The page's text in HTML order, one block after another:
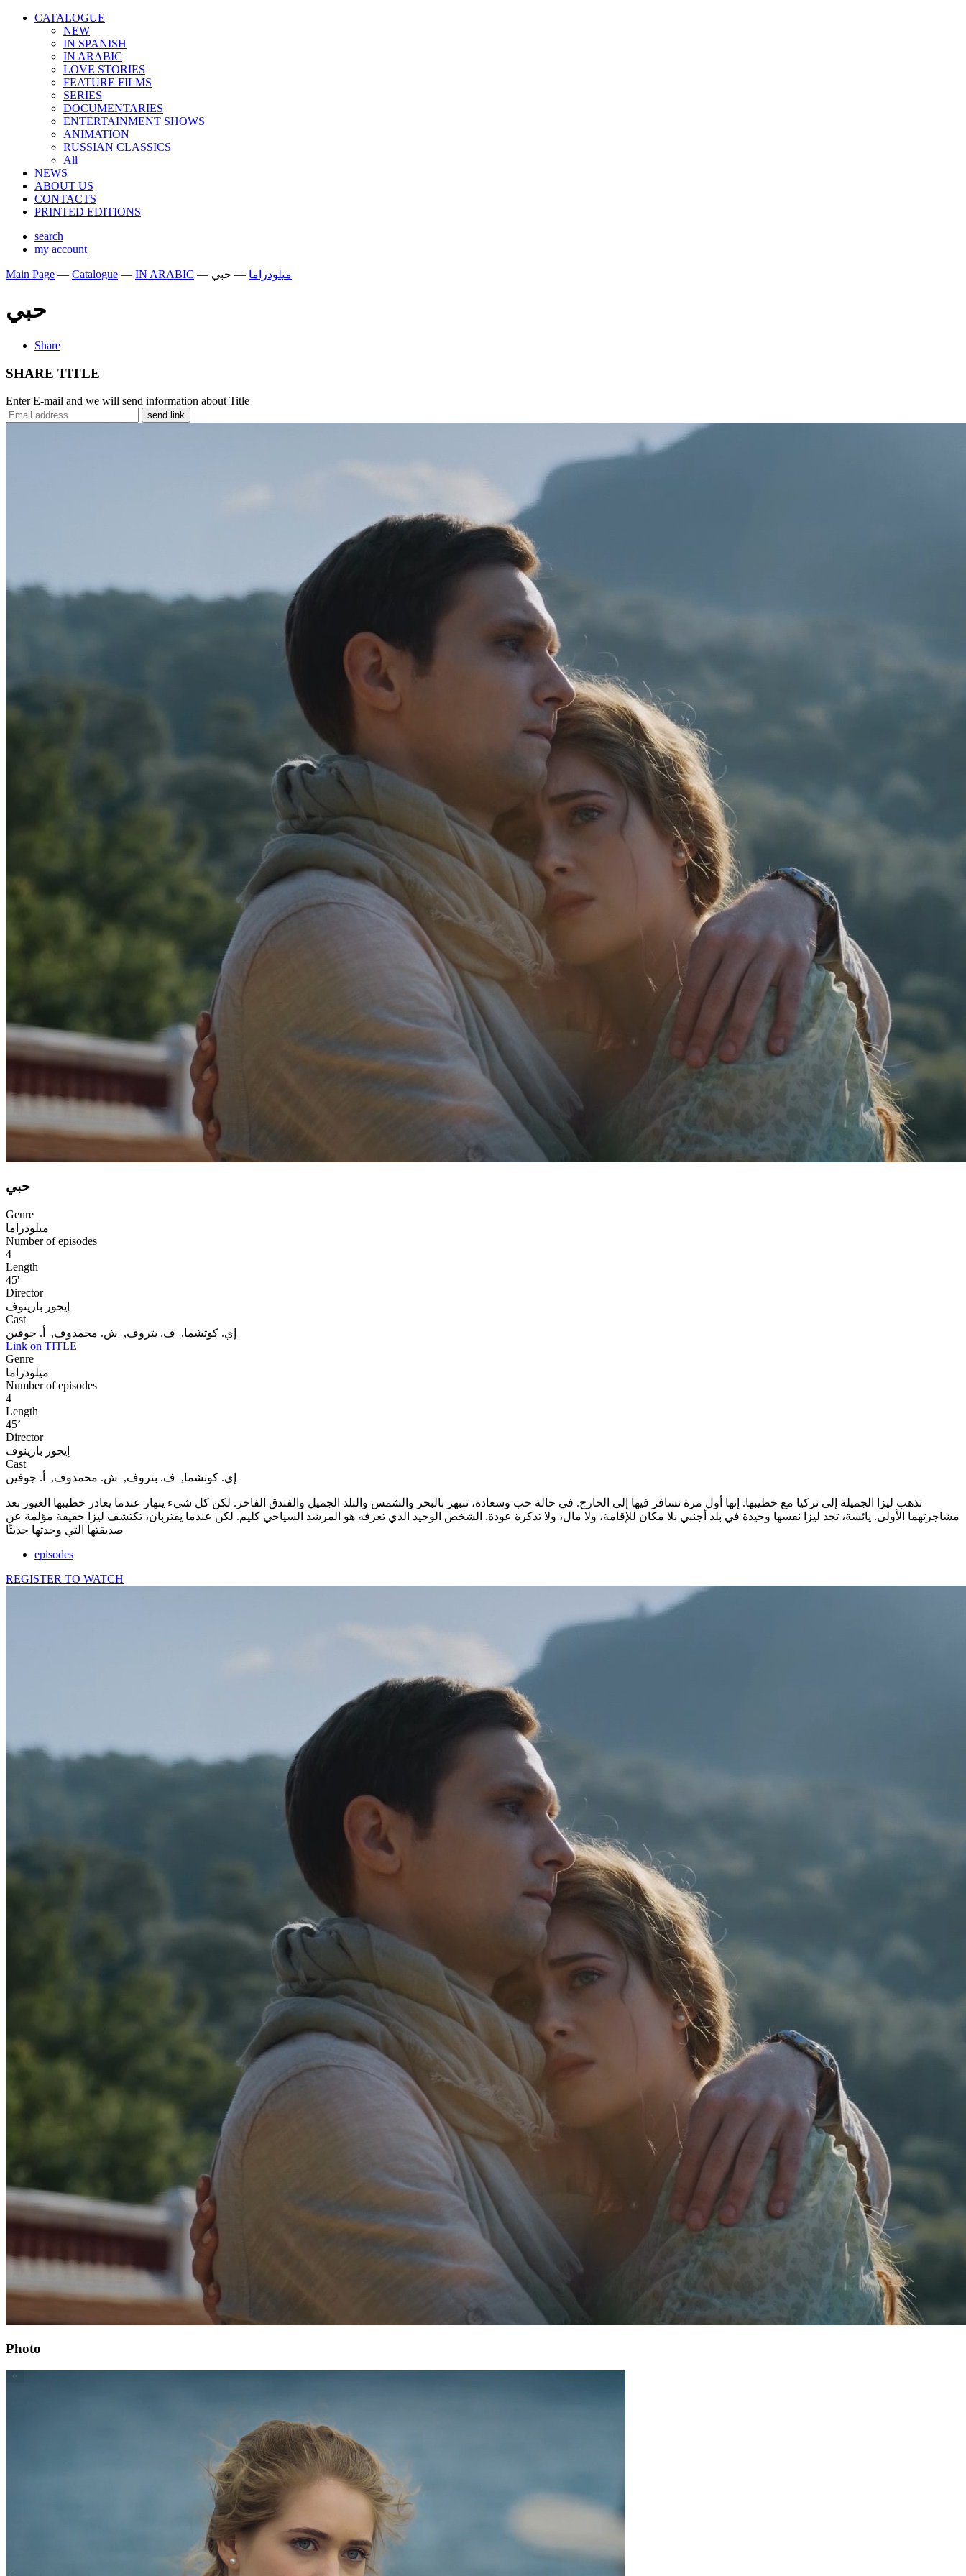
CATALOGUE
NEW
IN SPANISH
IN ARABIС
LOVE STORIES
FEATURE FILMS
SERIES
DOCUMENTARIES
ENTERTAINMENT SHOWS
ANIMATION
RUSSIAN CLASSICS
All
NEWS
ABOUT US
CONTACTS
PRINTED EDITIONS
search
my account
Main Page — Catalogue — IN ARABIС — ميلودراما — حبي
حبي
Share
SHARE TITLE
Enter E-mail and we will send information about Title
send link
حبي
Genre
ميلودراما
Number of episodes
4
Length
45'
Director
إيجور بارينوف
Cast
إي. كوتشما, ف. بتروف, ش. محمدوف, أ. جوفين
Link on TITLE
Genre
ميلودراما
Number of episodes
4
Length
45’
Director
إيجور بارينوف
Cast
إي. كوتشما, ف. بتروف, ش. محمدوف, أ. جوفين
تذهب ليزا الجميلة إلى تركيا مع خطيبها. إنها أول مرة تسافر فيها إلى الخارج. في حالة حب وسعادة، تنبهر بالبحر والشمس والبلد الجميل والفندق الفاخر. لكن كل شيء ينهار عندما يغادر خطيبها الغيور بعد
مشاجرتهما الأولى. يائسة، تجد ليزا نفسها وحيدة في بلد أجنبي بلا مكان للإقامة، ولا مال، ولا تذكرة عودة. الشخص الوحيد الذي تعرفه هو المرشد السياحي كليم. لكن عندما يقتربان، تكتشف ليزا حقيقة مؤلمة عن
صديقتها التي وجدتها حديثًا
episodes
REGISTER TO WATCH
Photo